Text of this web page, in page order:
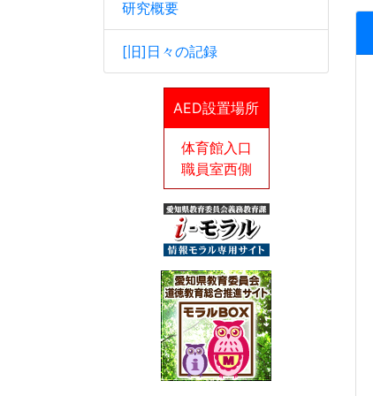
研究概要
[旧]日々の記録
AED設置場所
体育館入口
職員室西側